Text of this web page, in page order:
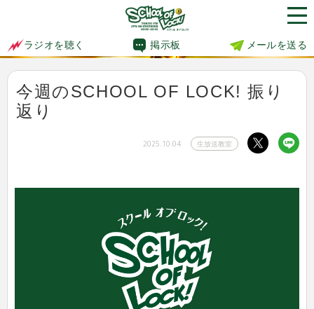
ラジオを聴く 掲示板 メールを送る
今週のSCHOOL OF LOCK! 振り
返り
2025.10.04 生放送教室